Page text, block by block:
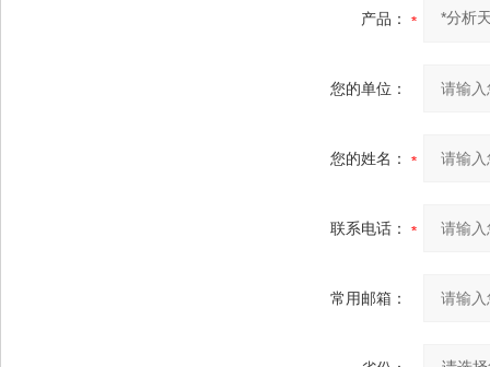
产品：
您的单位：
您的姓名：
联系电话：
常用邮箱：